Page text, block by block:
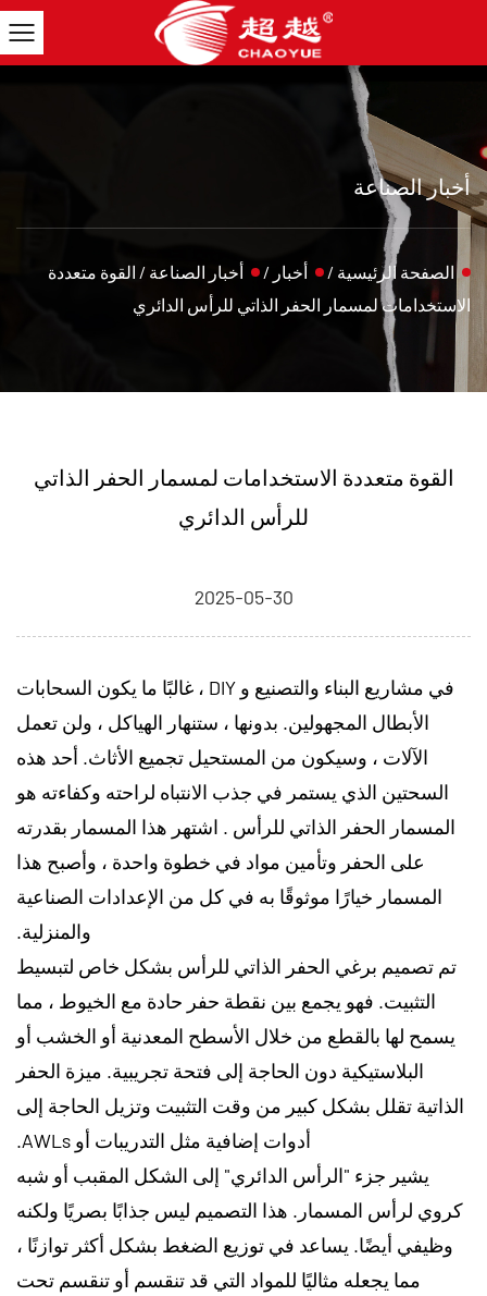
أخبار الصناعة
الصفحة الرئيسية / أخبار / أخبار الصناعة / القوة متعددة
الاستخدامات لمسمار الحفر الذاتي للرأس الدائري
القوة متعددة الاستخدامات لمسمار الحفر الذاتي
للرأس الدائري
2025-05-30
في مشاريع البناء والتصنيع و DIY ، غالبًا ما يكون السحابات
الأبطال المجهولين. بدونها ، ستنهار الهياكل ، ولن تعمل
الآلات ، وسيكون من المستحيل تجميع الأثاث. أحد هذه
السحتين الذي يستمر في جذب الانتباه لراحته وكفاءته هو
المسمار الحفر الذاتي للرأس . اشتهر هذا المسمار بقدرته
على الحفر وتأمين مواد في خطوة واحدة ، وأصبح هذا
المسمار خيارًا موثوقًا به في كل من الإعدادات الصناعية
والمنزلية.
تم تصميم برغي الحفر الذاتي للرأس بشكل خاص لتبسيط
التثبيت. فهو يجمع بين نقطة حفر حادة مع الخيوط ، مما
يسمح لها بالقطع من خلال الأسطح المعدنية أو الخشب أو
البلاستيكية دون الحاجة إلى فتحة تجريبية. ميزة الحفر
الذاتية تقلل بشكل كبير من وقت التثبيت وتزيل الحاجة إلى
أدوات إضافية مثل التدريبات أو AWLs.
يشير جزء "الرأس الدائري" إلى الشكل المقبب أو شبه
كروي لرأس المسمار. هذا التصميم ليس جذابًا بصريًا ولكنه
وظيفي أيضًا. يساعد في توزيع الضغط بشكل أكثر توازنًا ،
مما يجعله مثاليًا للمواد التي قد تنقسم أو تنقسم تحت